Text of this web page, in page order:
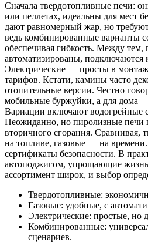
Сначала твердотопливные печи:
или пеллетах, идеальны для мест
дают равномерный жар, но
ведь комбинированные варианты
обеспечивая гибкость. Между тем,
автоматизированы, подключаются
Электрические — просты в
тарифов. Кстати, камины часто
отопительные версии. Честно
мобильные буржуйки, а для дома
Вариации включают водогрейные
Неожиданно, но пиролизные печи
вторичного сгорания. Сравнивая,
на топливе, газовые — на
сертификаты безопасности. В
автоподжигом, упрощающие
ассортимент широк, и выбор
Твердотопливные:
Газовые: удобные, с
Электрические: простые, но
Комбинированные:
сценариев.